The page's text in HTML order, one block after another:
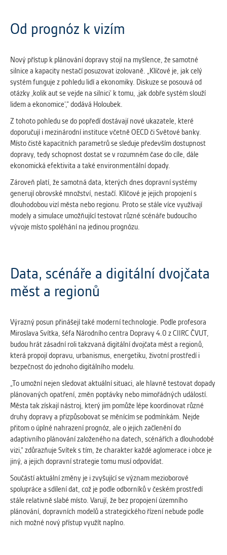
Naším cílem je, aby tato kategorie
zůstala prázdná a všechny cookies byly
uvedených výše.
Od prognóz k vizím
Nový přístup k plánování dopravy stojí na myšlence, že samotné
silnice a kapacity nestačí posuzovat izolovaně. „Klíčové je, jak celý
systém funguje z pohledu lidí a ekonomiky. Diskuze se posouvá od
otázky ‚kolik aut se vejde na silnici‘ k tomu, ‚jak dobře systém slouží
lidem a ekonomice‘,“ dodává Holoubek.
Z tohoto pohledu se do popředí dostávají nové ukazatele, které
doporučují i mezinárodní instituce včetně OECD či Světové banky.
Místo čistě kapacitních parametrů se sleduje především dostupnost
dopravy, tedy schopnost dostat se v rozumném čase do cíle, dále
ekonomická efektivita a také environmentální dopady.
Zároveň platí, že samotná data, kterých dnes dopravní systémy
generují obrovské množství, nestačí. Klíčové je jejich propojení s
dlouhodobou vizí města nebo regionu. Proto se stále více využívají
modely a simulace umožňující testovat různé scénáře budoucího
vývoje místo spoléhání na jedinou prognózu.
Data, scénáře a digitální dvojčata
měst a regionů
Výrazný posun přinášejí také moderní technologie. Podle profesora
Miroslava Svítka, šéfa Národního centra Dopravy 4.0 z CIIRC ČVUT,
budou hrát zásadní roli takzvaná digitální dvojčata měst a regionů,
která propojí dopravu, urbanismus, energetiku, životní prostředí i
bezpečnost do jednoho digitálního modelu.
„To umožní nejen sledovat aktuální situaci, ale hlavně testovat dopady
plánovaných opatření, změn poptávky nebo mimořádných událostí.
Města tak získají nástroj, který jim pomůže lépe koordinovat různé
druhy dopravy a přizpůsobovat se měnícím se podmínkám. Nejde
přitom o úplné nahrazení prognóz, ale o jejich začlenění do
adaptivního plánování založeného na datech, scénářích a dlouhodobé
vizi,“ zdůrazňuje Svítek s tím, že charakter každé aglomerace i obce je
jiný, a jejich dopravní strategie tomu musí odpovídat.
Součástí aktuální změny je i zvyšující se význam mezioborové
spolupráce a sdílení dat, což je podle odborníků v českém prostředí
stále relativně slabé místo. Varují, že bez propojení územního
plánování, dopravních modelů a strategického řízení nebude podle
nich možné nový přístup využít naplno.